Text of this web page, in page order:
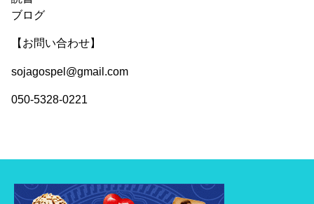
ブログ
【お問い合わせ】
sojagospel@gmail.com
050-5328-0221